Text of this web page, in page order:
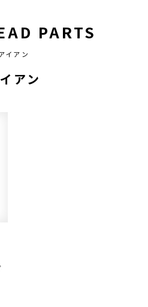
PARTS
イアン
アン